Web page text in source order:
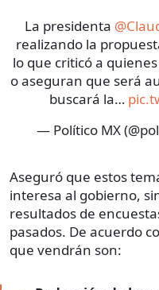
La presidenta
realizando la
lo que criticó a
o aseguran que será
buscará la…
— Político MX
Aseguró que estos
interesa al gobierno,
resultados de
pasados. De acuerdo
que vendrán son: